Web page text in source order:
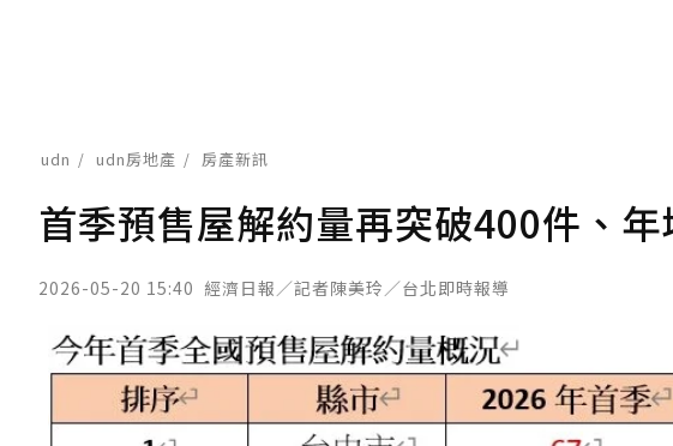
udn udn房地產 房產新訊
首季預售屋解約量再突破400件、
2026-05-20 15:40 經濟日報／記者陳美玲／台北即時報導